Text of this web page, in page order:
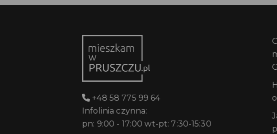
+48 58 775 99 64
Infolinia czynna:
pn: 9:00 - 17:00 wt-pt: 7:30-15:30